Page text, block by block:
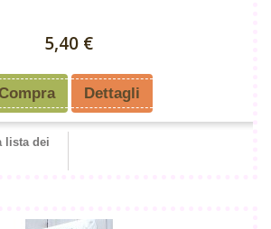
5,40 €
Dettagli
lista dei